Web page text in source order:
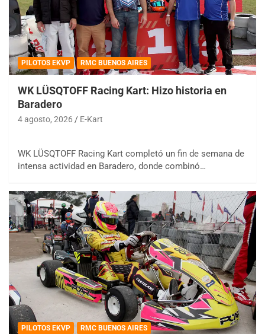
PILOTOS EKVP RMC BUENOS AIRES
WK LÜSQTOFF Racing Kart: Hizo historia en
Baradero
4 agosto, 2026 E-Kart
WK LÜSQTOFF Racing Kart completó un fin de semana de
intensa actividad en Baradero, donde combinó…
PILOTOS EKVP RMC BUENOS AIRES